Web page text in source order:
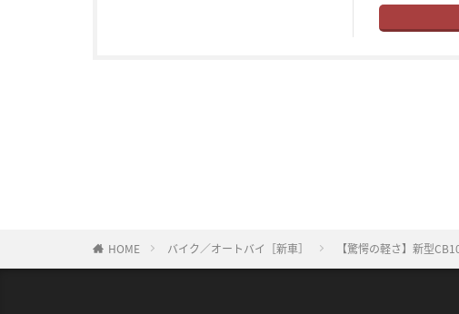
HOME バイク／オートバイ［新車］ 【驚愕の軽さ】新型